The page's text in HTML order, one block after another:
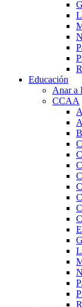
Educación
Anar a
CCAA